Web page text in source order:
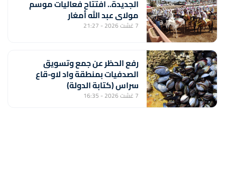
الجديدة.. افتتاح فعاليات موسم
مولاي عبد الله أمغار
7 غشت 2026 - 21:27
رفع الحظر عن جمع وتسويق
الصدفيات بمنطقة واد لاو-قاع
سراس (كتابة الدولة)
7 غشت 2026 - 16:35